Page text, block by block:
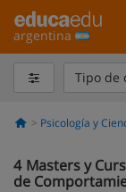
argentina
Tipo de
Psicología y
4 Masters y
de